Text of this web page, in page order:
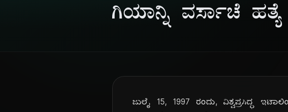
ಗಿಯಾನ್ನಿ ವರ್ಸಾಚೆ ಹತ್ಯೆ
ಜುಲೈ 15, 1997 ರಂದು, ವಿಶ್ವಪ್ರಸಿದ್ಧ